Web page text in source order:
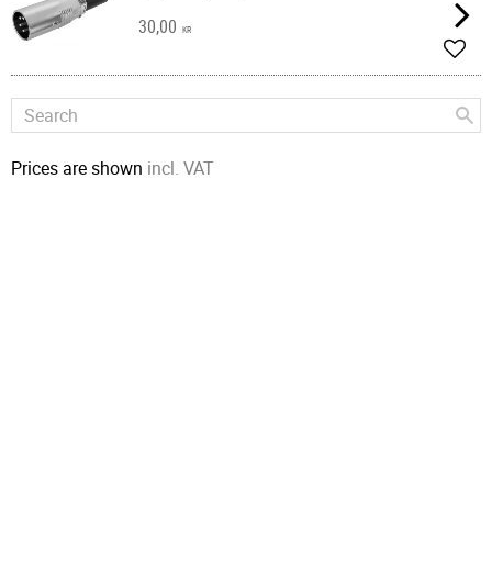
30,00 KR
Add
Prices are shown incl. VAT